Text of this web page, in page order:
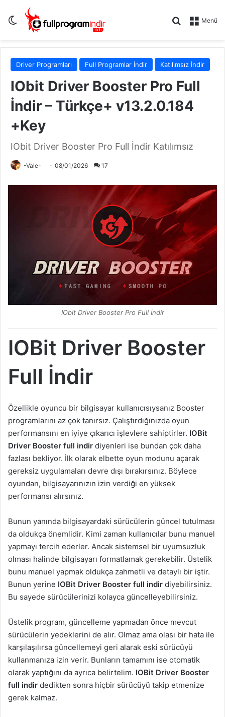
Dış görünümü değiştir Menü
Arama yap
Driver Programları Full Programlar İndir Katılımsız İndir
IObit Driver Booster Pro Full
İndir – Türkçe+ v13.2.0.184
+Key
IObit Driver Booster Pro Full İndir Katılımsız
-Vale- 08/01/2026 17
IObit Driver Booster Pro Full İndir
IOBit Driver Booster
Full İndir
Özellikle oyuncu bir bilgisayar kullanıcısıysanız Booster
programlarını az çok tanırsız. Çalıştırdığınızda oyun
performansını en iyiye çıkarıcı işlevlere sahiptirler. IOBit
Driver Booster full indir diyenleri ise bundan çok daha
fazlası bekliyor. İlk olarak elbette oyun modunu açarak
gereksiz uygulamaları devre dışı bırakırsınız. Böylece
oyundan, bilgisayarınızın izin verdiği en yüksek
performansı alırsınız.
Bunun yanında bilgisayardaki sürücülerin güncel tutulması
da oldukça önemlidir. Kimi zaman kullanıcılar bunu manuel
yapmayı tercih ederler. Ancak sistemsel bir uyumsuzluk
olması halinde bilgisayarı formatlamak gerekebilir. Üstelik
bunu manuel yapmak oldukça zahmetli ve detaylı bir iştir.
Bunun yerine IOBit Driver Booster full indir diyebilirsiniz.
Bu sayede sürücülerinizi kolayca güncelleyebilirsiniz.
Üstelik program, güncelleme yapmadan önce mevcut
sürücülerin yedeklerini de alır. Olmaz ama olası bir hata ile
karşılaşılırsa güncellemeyi geri alarak eski sürücüyü
kullanmanıza izin verir. Bunların tamamını ise otomatik
olarak yaptığını da ayrıca belirtelim. IOBit Driver Booster
full indir dedikten sonra hiçbir sürücüyü takip etmenize
gerek kalmaz.